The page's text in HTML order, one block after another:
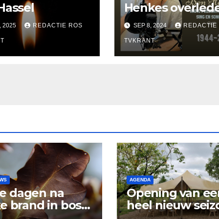
2025 REDACTIE ROS
Henkes
SEP 8, 2024 REDACTIE
TVKRANT
dagen na
brand in bos
AGENDA
Opening van
heel nieuw